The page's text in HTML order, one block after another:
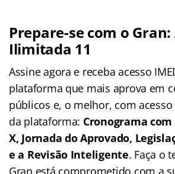
Prepare-se com o
Ilimitada 11
Assine agora e receba acesso
plataforma que mais aprova em
públicos e, o melhor, com
da plataforma: Cronograma
X, Jornada do Aprovado,
e a Revisão Inteligente. Faça o
Gran está comprometido com a